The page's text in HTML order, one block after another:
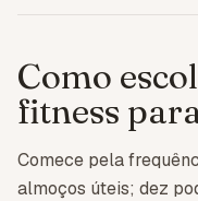
Como
fitness
Comece pela
almoços úteis; dez